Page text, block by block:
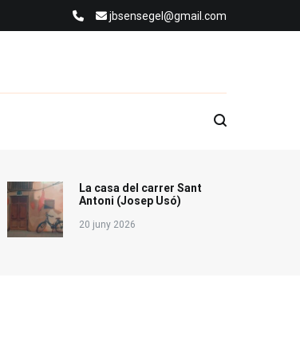
jbsensegel@gmail.com
La casa del carrer Sant
Antoni (Josep Usó)
20 juny 2026